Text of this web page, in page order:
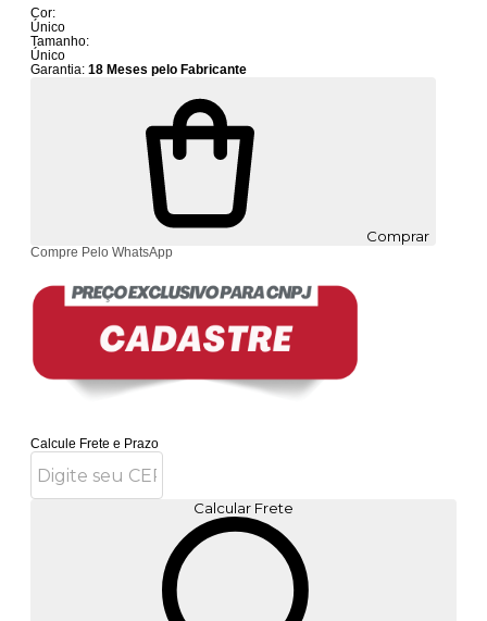
Cor:
Único
Tamanho:
Único
Garantia:18 Meses pelo Fabricante
Comprar
Compre Pelo WhatsApp
Calcule Frete e Prazo
Calcular Frete